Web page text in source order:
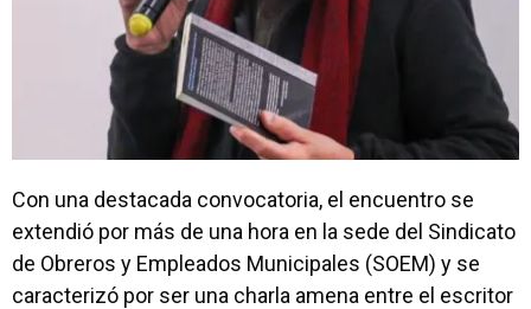
Con una destacada convocatoria, el encuentro se
extendió por más de una hora en la sede del Sindicato
de Obreros y Empleados Municipales (SOEM) y se
caracterizó por ser una charla amena entre el escritor